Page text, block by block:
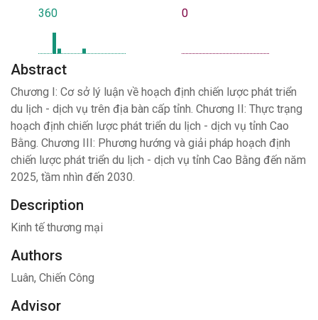
360
0
Abstract
Chương I: Cơ sở lý luận về hoạch định chiến lược phát triển
du lịch - dịch vụ trên địa bàn cấp tỉnh. Chương II: Thực trạng
hoạch định chiến lược phát triển du lịch - dịch vụ tỉnh Cao
Bằng. Chương III: Phương hướng và giải pháp hoạch định
chiến lược phát triển du lịch - dịch vụ tỉnh Cao Bằng đến năm
2025, tầm nhìn đến 2030.
Description
Kinh tế thương mại
Authors
Luân, Chiến Công
Advisor